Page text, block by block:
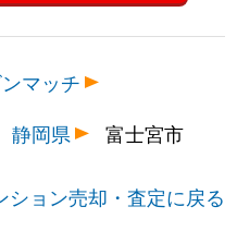
マッチ
静岡県 富士宮市
ション売却・査定に戻る